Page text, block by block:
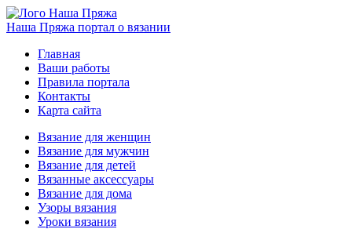
Наша Пряжа портал о вязании
Главная
Ваши работы
Правила портала
Контакты
Карта сайта
Вязание для женщин
Вязание для мужчин
Вязание для детей
Вязанные аксессуары
Вязание для дома
Узоры вязания
Уроки вязания